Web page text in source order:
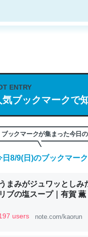
これは良記事。32768トー
の伏線」は回収されない
やすく強くなりそう
ENTRY
気ブックマークで
ブックマークが集まった今日
日8/9(日)のブックマー
うまみがジュワッとしみ
リブの塩スープ｜有賀 薫
users note.com/kaorun